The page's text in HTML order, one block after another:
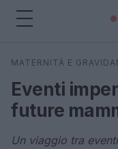
Cerca
MATERNITÀ E
Eventi
future
Un viaggio tra